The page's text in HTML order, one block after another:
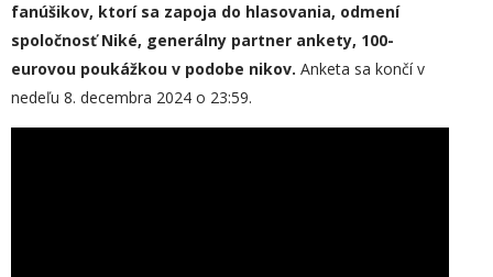
fanúšikov, ktorí sa zapoja do hlasovania, odmení
spoločnosť Niké, generálny partner ankety, 100-
eurovou poukážkou v podobe nikov. Anketa sa končí v
nedeľu 8. decembra 2024 o 23:59.